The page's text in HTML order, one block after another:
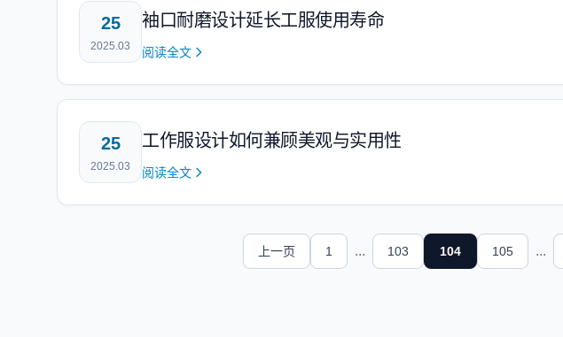
25
2025.03
袖口耐磨设计延长工服使用寿命
阅读全文
25
2025.03
工作服设计如何兼顾美观与实用性
阅读全文
上一页 1 ... 103 104 105 ...